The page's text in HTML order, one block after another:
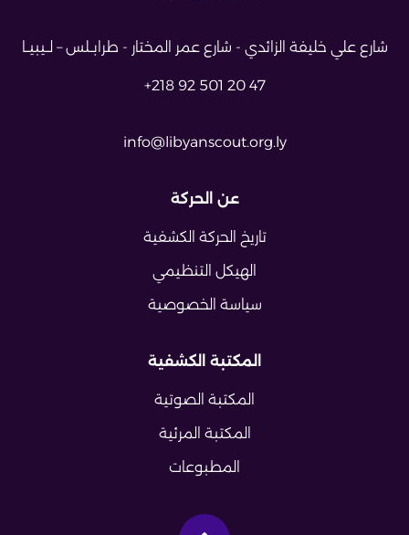
شارع علي خليفة الزائدي - شارع عمر المختار - طرابــلس – لــيبيــا
+218 92 501 20 47
info@libyanscout.org.ly
عن الحركة
تاريخ الحركة الكشفية
الهيكل التنظيمي
سياسة الخصوصية
المكتبة الكشفية
المكتبة الصوتية
المكتبة المرئية
المطبوعات